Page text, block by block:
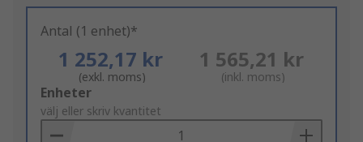
Antal (1 enhet)*
1 252,17 kr
(exkl. moms)
1 565,21 kr
(inkl. moms)
Add
to
Basket
Enheter
välj eller skriv kvantitet